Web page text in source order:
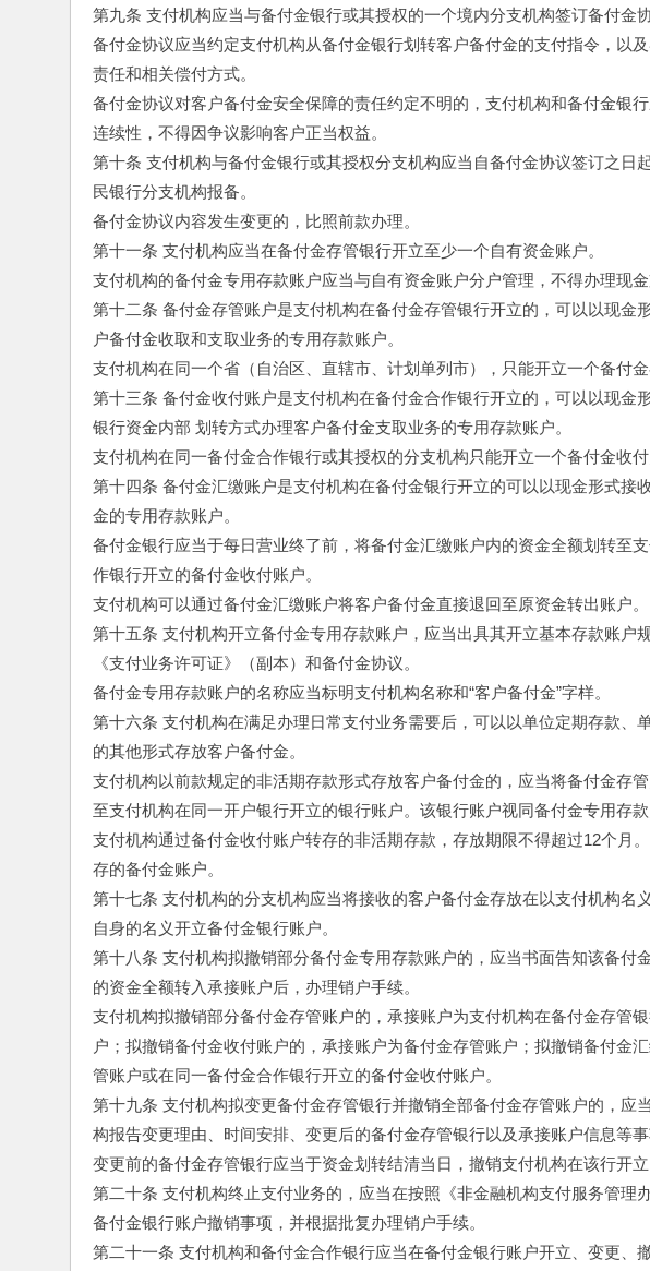
第九条 支付机构应当与备付金银行或其授权的一个境内分支机构签订备付金
备付金协议应当约定支付机构从备付金银行划转客户备付金的支付指令，以
责任和相关偿付方式。
备付金协议对客户备付金安全保障的责任约定不明的，支付机构和备付金银
连续性，不得因争议影响客户正当权益。
第十条 支付机构与备付金银行或其授权分支机构应当自备付金协议签订之日
民银行分支机构报备。
备付金协议内容发生变更的，比照前款办理。
第十一条 支付机构应当在备付金存管银行开立至少一个自有资金账户。
支付机构的备付金专用存款账户应当与自有资金账户分户管理，不得办理现金
第十二条 备付金存管账户是支付机构在备付金存管银行开立的，可以以现金
户备付金收取和支取业务的专用存款账户。
支付机构在同一个省（自治区、直辖市、计划单列市），只能开立一个备付金
第十三条 备付金收付账户是支付机构在备付金合作银行开立的，可以以现金
银行资金内部 划转方式办理客户备付金支取业务的专用存款账户。
支付机构在同一备付金合作银行或其授权的分支机构只能开立一个备付金收付
第十四条 备付金汇缴账户是支付机构在备付金银行开立的可以以现金形式接
金的专用存款账户。
备付金银行应当于每日营业终了前，将备付金汇缴账户内的资金全额划转至
作银行开立的备付金收付账户。
支付机构可以通过备付金汇缴账户将客户备付金直接退回至原资金转出账户。
第十五条 支付机构开立备付金专用存款账户，应当出具其开立基本存款账户
《支付业务许可证》（副本）和备付金协议。
备付金专用存款账户的名称应当标明支付机构名称和“客户备付金”字样。
第十六条 支付机构在满足办理日常支付业务需要后，可以以单位定期存款、
的其他形式存放客户备付金。
支付机构以前款规定的非活期存款形式存放客户备付金的，应当将备付金存
至支付机构在同一开户银行开立的银行账户。该银行账户视同备付金专用存
支付机构通过备付金收付账户转存的非活期存款，存放期限不得超过12个月
存的备付金账户。
第十七条 支付机构的分支机构应当将接收的客户备付金存放在以支付机构名
自身的名义开立备付金银行账户。
第十八条 支付机构拟撤销部分备付金专用存款账户的，应当书面告知该备付
的资金全额转入承接账户后，办理销户手续。
支付机构拟撤销部分备付金存管账户的，承接账户为支付机构在备付金存管
户；拟撤销备付金收付账户的，承接账户为备付金存管账户；拟撤销备付金
管账户或在同一备付金合作银行开立的备付金收付账户。
第十九条 支付机构拟变更备付金存管银行并撤销全部备付金存管账户的，应
构报告变更理由、时间安排、变更后的备付金存管银行以及承接账户信息等事
变更前的备付金存管银行应当于资金划转结清当日，撤销支付机构在该行开立
第二十条 支付机构终止支付业务的，应当在按照《非金融机构支付服务管理
备付金银行账户撤销事项，并根据批复办理销户手续。
第二十一条 支付机构和备付金合作银行应当在备付金银行账户开立、变更、